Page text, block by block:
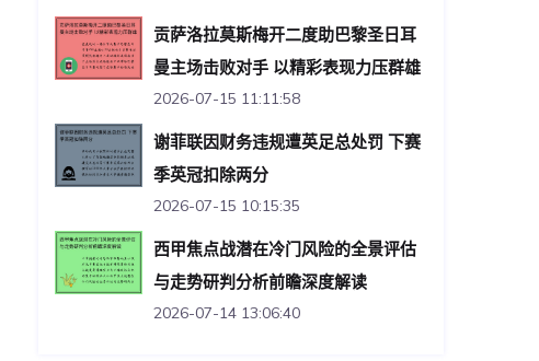
贡萨洛拉莫斯梅开二度助巴黎圣日耳
曼主场击败对手 以精彩表现力压群雄
2026-07-15 11:11:58
谢菲联因财务违规遭英足总处罚 下赛
季英冠扣除两分
2026-07-15 10:15:35
西甲焦点战潜在冷门风险的全景评估
与走势研判分析前瞻深度解读
2026-07-14 13:06:40